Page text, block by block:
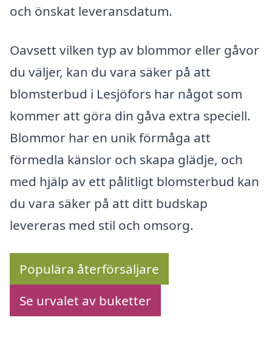
och önskat leveransdatum.
Oavsett vilken typ av blommor eller gåvor
du väljer, kan du vara säker på att
blomsterbud i Lesjöfors har något som
kommer att göra din gåva extra speciell.
Blommor har en unik förmåga att
förmedla känslor och skapa glädje, och
med hjälp av ett pålitligt blomsterbud kan
du vara säker på att ditt budskap
levereras med stil och omsorg.
Populära återförsäljare
Se urvalet av buketter